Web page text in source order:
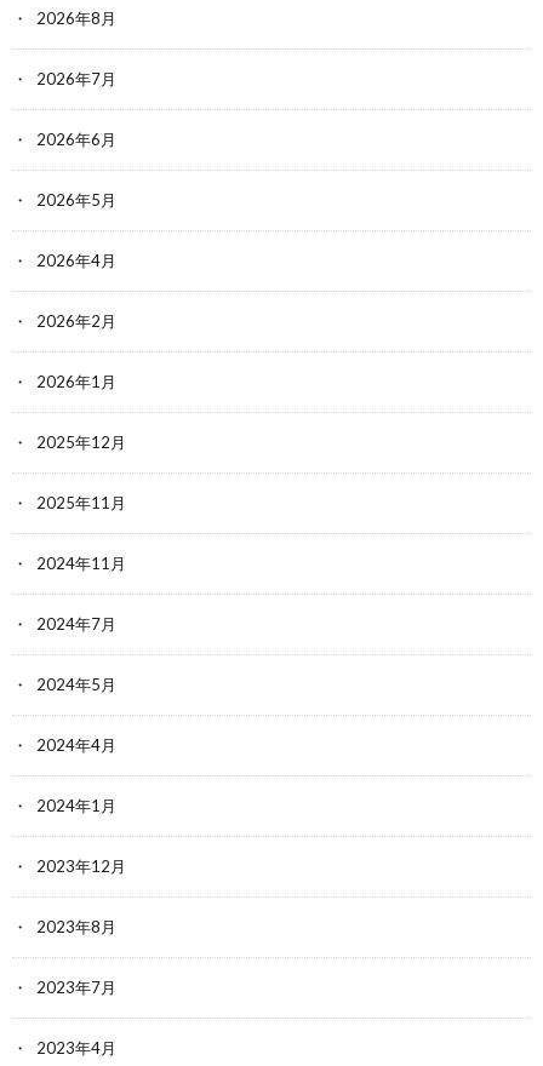
2026年8月
2026年7月
2026年6月
2026年5月
2026年4月
2026年2月
2026年1月
2025年12月
2025年11月
2024年11月
2024年7月
2024年5月
2024年4月
2024年1月
2023年12月
2023年8月
2023年7月
2023年4月